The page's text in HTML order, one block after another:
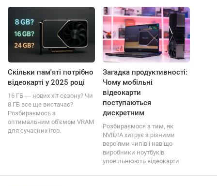
Скільки пам'яті потрібно
відеокарті у 2025 році
16 ГБ ― нових хіт сезону? Чи
8 ГБ все ще вистачає?
Розбираємось з
оптимальним об'ємом VRAM
для сучасних ігор.
Загадка продуктивності:
Чому мобільні
відеокарти
поступаються
дискретним
Розбираємося з тим, як
NVIDIA хитрує з різними
версіями чипів і навіщо
виробники ноутбуків
уповільнюють відеокарти